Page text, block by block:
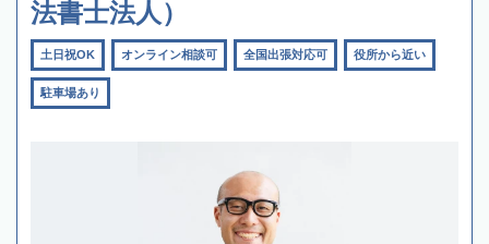
法書士法人）
土日祝OK オンライン相談可 全国出張対応可 役所から近い
駐車場あり